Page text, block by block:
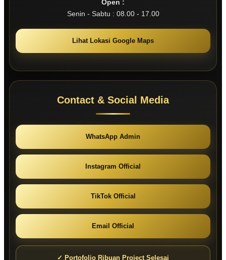
Open :
Senin - Sabtu : 08.00 - 17.00
Lihat Lokasi Google Maps
Contact & Social Media
WhatsApp Admin
Instagram Official
TikTok Official
Email Official
✓ Portofolio Ribuan Project Selesai